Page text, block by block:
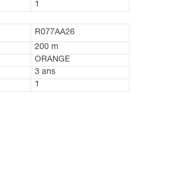
1
R077AA26
200 m
ORANGE
3 ans
1